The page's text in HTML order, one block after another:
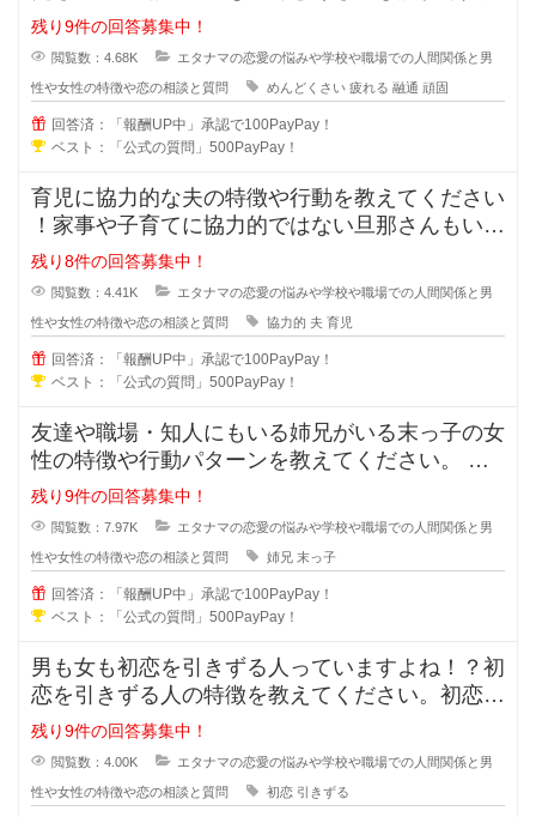
ていますよね？男性も女性にもいる
残り9件の回答募集中！
閲覧数：4.68K エタナマの恋愛の悩みや学校や職場での人間関係と男
性や女性の特徴や恋の相談と質問 めんどくさい 疲れる 融通 頑固
回答済：「報酬UP中」承認で100PayPay！
ベスト：「公式の質問」500PayPay！
育児に協力的な夫の特徴や行動を教えてください
！家事や子育てに協力的ではない旦那さんもいま
すが、積極的に協力してくれる夫の
残り8件の回答募集中！
閲覧数：4.41K エタナマの恋愛の悩みや学校や職場での人間関係と男
性や女性の特徴や恋の相談と質問 協力的 夫 育児
回答済：「報酬UP中」承認で100PayPay！
ベスト：「公式の質問」500PayPay！
友達や職場・知人にもいる姉兄がいる末っ子の女
性の特徴や行動パターンを教えてください。 姉
兄がいる事により甘え上手や
残り9件の回答募集中！
閲覧数：7.97K エタナマの恋愛の悩みや学校や職場での人間関係と男
性や女性の特徴や恋の相談と質問 姉兄 末っ子
回答済：「報酬UP中」承認で100PayPay！
ベスト：「公式の質問」500PayPay！
男も女も初恋を引きずる人っていますよね！？初
恋を引きずる人の特徴を教えてください。初恋か
ら離れる事が出来ない人は次の恋愛
残り9件の回答募集中！
閲覧数：4.00K エタナマの恋愛の悩みや学校や職場での人間関係と男
性や女性の特徴や恋の相談と質問 初恋 引きずる